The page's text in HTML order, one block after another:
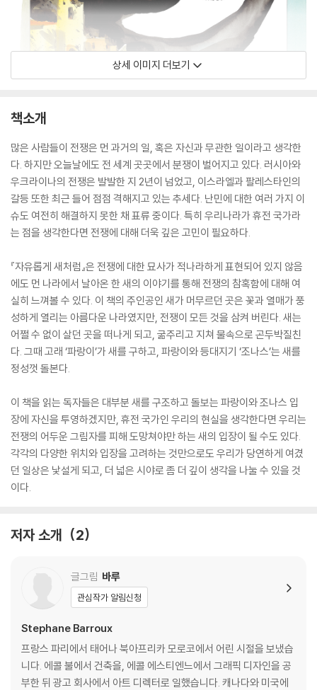
상세 이미지 더보기
책소개
많은 사람들이 전쟁은 먼 과거의 일, 혹은 자신과 무관한 일이라고 생각한
다. 하지만 오늘날에도 전 세계 곳곳에서 분쟁이 벌어지고 있다. 러시아와
우크라이나의 전쟁은 발발한 지 2년이 넘었고, 이스라엘과 팔레스타인의
갈등 또한 최근 들어 점점 격해지고 있는 추세다. 난민에 대한 여러 가지 이
슈도 여전히 해결하지 못한 채 표류 중이다. 특히 우리나라가 휴전 국가라
는 점을 생각한다면 전쟁에 대해 더욱 깊은 고민이 필요하다.
『자유롭게 새처럼』은 전쟁에 대한 묘사가 적나라하게 표현되어 있지 않음
에도 먼 나라에서 날아온 한 새의 이야기를 통해 전쟁의 참혹함에 대해 여
실히 느껴볼 수 있다. 이 책의 주인공인 새가 머무르던 곳은 꽃과 열매가 풍
성하게 열리는 아름다운 나라였지만, 전쟁이 모든 것을 삼켜 버린다. 새는
어쩔 수 없이 살던 곳을 떠나게 되고, 굶주리고 지쳐 물속으로 곤두박질친
다. 그때 고래 ‘파랑이’가 새를 구하고, 파랑이와 등대지기 ‘조나스’는 새를
정성껏 돌본다.
이 책을 읽는 독자들은 대부분 새를 구조하고 돌보는 파랑이와 조나스 입
장에 자신을 투영하겠지만, 휴전 국가인 우리의 현실을 생각한다면 우리는
전쟁의 어두운 그림자를 피해 도망쳐야만 하는 새의 입장이 될 수도 있다.
각각의 다양한 위치와 입장을 고려하는 것만으로도 우리가 당연하게 여겼
던 일상은 낯설게 되고, 더 넓은 시야로 좀 더 깊이 생각을 나눌 수 있을 것
이다.
저자 소개 2
글그림 바루
관심작가 알림신청
Stephane Barroux
프랑스 파리에서 태어나 북아프리카 모로코에서 어린 시절을 보냈습
니다. 에콜 불에서 건축을, 에콜 에스티엔느에서 그래픽 디자인을 공
부한 뒤 광고 회사에서 아트 디렉터로 일했습니다. 캐나다와 미국에